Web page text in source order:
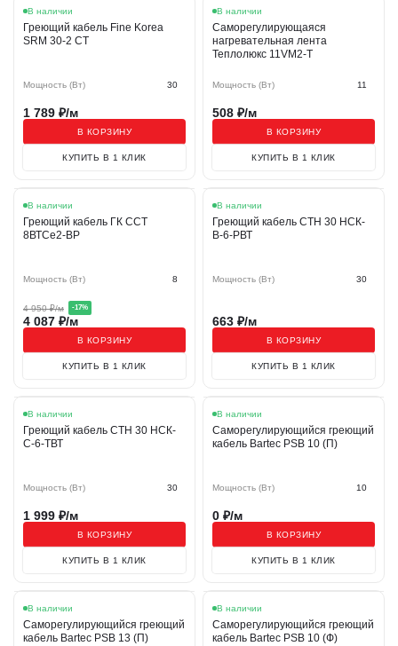
В наличии
Греющий кабель Fine Korea
SRM 30-2 CT
Мощность (Вт) 30
1 789 ₽/м
В КОРЗИНУ
КУПИТЬ В 1 КЛИК
В наличии
Саморегулирующаяся
нагревательная лента
Теплолюкс 11VM2-T
Мощность (Вт) 11
508 ₽/м
В КОРЗИНУ
КУПИТЬ В 1 КЛИК
Акция
В наличии
Греющий кабель ГК ССТ
8ВТСе2-ВР
Мощность (Вт) 8
4 950₽/м -17%
4 087 ₽/м
В КОРЗИНУ
КУПИТЬ В 1 КЛИК
В наличии
Греющий кабель СТН 30 НСК-
В-6-РВТ
Мощность (Вт) 30
663 ₽/м
В КОРЗИНУ
КУПИТЬ В 1 КЛИК
Хит
В наличии
Греющий кабель СТН 30 НСК-
С-6-ТВТ
Мощность (Вт) 30
1 999 ₽/м
В КОРЗИНУ
КУПИТЬ В 1 КЛИК
В наличии
Саморегулирующийся греющий
кабель Bartec PSB 10 (П)
Мощность (Вт) 10
0 ₽/м
В КОРЗИНУ
КУПИТЬ В 1 КЛИК
В наличии
Саморегулирующийся греющий
кабель Bartec PSB 13 (П)
В наличии
Саморегулирующийся греющий
кабель Bartec PSB 10 (Ф)